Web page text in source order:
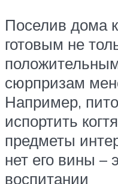
Поселив дома
готовым не
сюрпризам
Например,
испортить
предметы
нет его вины –
воспитании